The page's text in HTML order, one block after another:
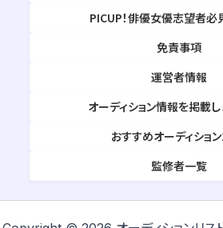
PICUP！俳優女優志望者必
免責事項
運営者情報
オーディション情報を掲載し
おすすめオーディショ
監修者一覧